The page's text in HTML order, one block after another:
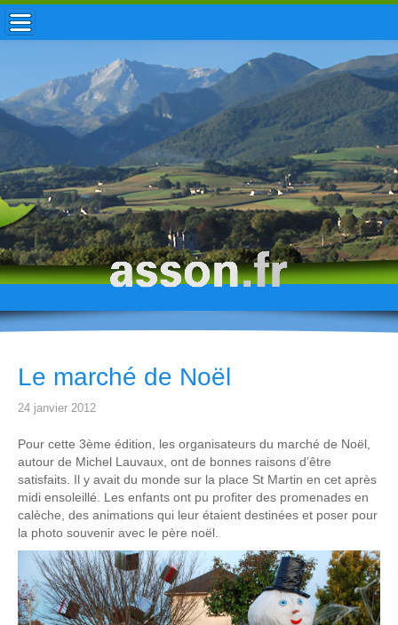
ACCUEIL / INFOS
MUNICIPALITÉ
VIE LOCALE
ENFANCE
TOURISME
HISTOIRE
Le marché de Noël
24 janvier 2012
Pour cette 3ème édition, les organisateurs du marché de Noël,
autour de Michel Lauvaux, ont de bonnes raisons d’être
satisfaits. Il y avait du monde sur la place St Martin en cet après
midi ensoleillé. Les enfants ont pu profiter des promenades en
calèche, des animations qui leur étaient destinées et poser pour
la photo souvenir avec le père noël.